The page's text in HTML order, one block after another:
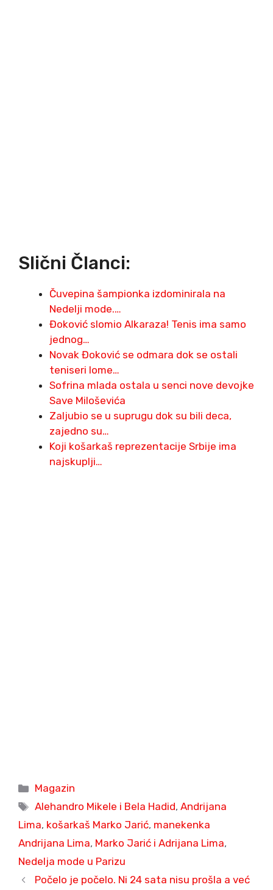
Slični Članci:
Čuvepina šampionka izdominirala na
Nedelji mode.…
Đoković slomio Alkaraza! Tenis ima samo
jednog…
Novak Đoković se odmara dok se ostali
teniseri lome…
Sofrina mlada ostala u senci nove devojke
Save Miloševića
Zaljubio se u suprugu dok su bili deca,
zajedno su…
Koji košarkaš reprezentacije Srbije ima
najskuplji…
Categories
Magazin
Tags
Alehandro Mikele i Bela Hadid,Andrijana
Lima, košarkaš Marko Jarić, manekenka
Andrijana Lima, Marko Jarić i Adrijana Lima,
Nedelja mode u Parizu
Počelo je počelo. Ni 24 sata nisu prošla a već